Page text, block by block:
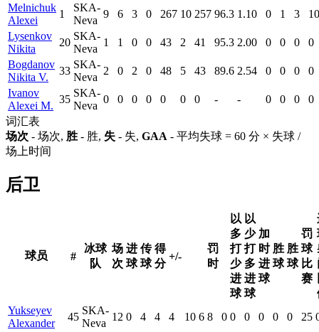
Melnichuk
Alexei
1
SKA-
Neva
9 6 3 0 267 10 257 96.3 1.10 0 1 3
10
Lysenkov
Nikita
20
SKA-
Neva
1 1 0 0 43 2 41 95.3 2.00 0 0 0
0
Bogdanov
Nikita V.
33
SKA-
Neva
2 0 2 0 48 5 43 89.6 2.54 0 0 0
0
Ivanov
Alexei M.
35
SKA-
Neva
0 0 0 0 0 0 0 - - 0 0 0
0
词汇表
场次 - 场次, 胜 - 胜, 失 - 失, GAA - 平均失球 = 60 分 × 失球 /
场上时间
后卫
球员 #
冰球
队
场
次
进
球
传
球
得
分
+/-
罚
时
以
多
打
少
进
球
以
少
打
多
进
球
加
时
进
球
胜
球
胜
球
罚
球
比
赛
Yukseyev
Alexander
45
SKA-
Neva
12 0 4 4 4 10 6 8 0 0 0 0 0 0 25